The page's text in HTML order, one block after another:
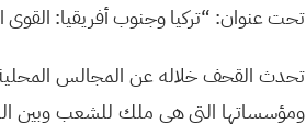
تحت عنوان: “تركيا وجنوب أفريقيا: القوى
تحدث القحف خلاله عن المجالس المحلية
ومؤسساتها التي هي ملك للشعب وبين